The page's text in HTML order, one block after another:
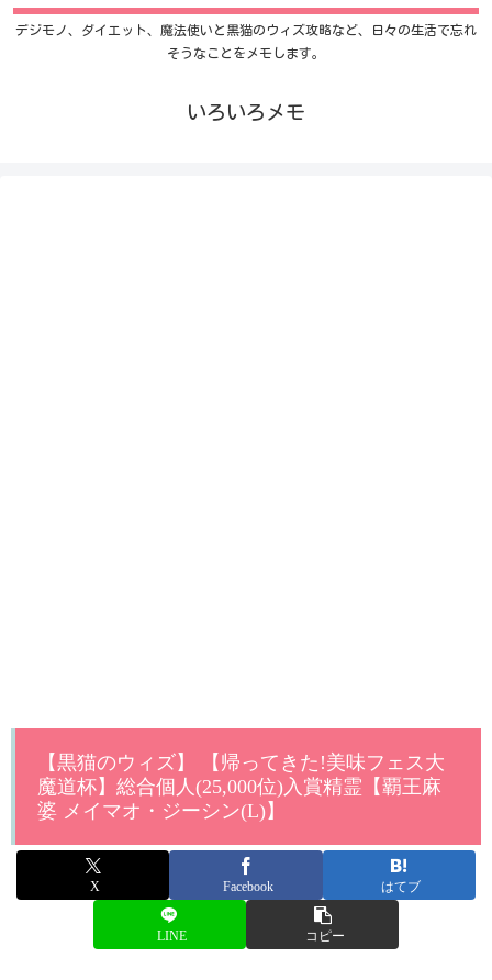
デジモノ、ダイエット、魔法使いと黒猫のウィズ攻略など、日々の生活で忘れ
そうなことをメモします。
いろいろメモ
【黒猫のウィズ】 【帰ってきた!美味フェス大
魔道杯】総合個人(25,000位)入賞精霊【覇王麻
婆 メイマオ・ジーシン(L)】
X Facebook はてブ
LINE コピー